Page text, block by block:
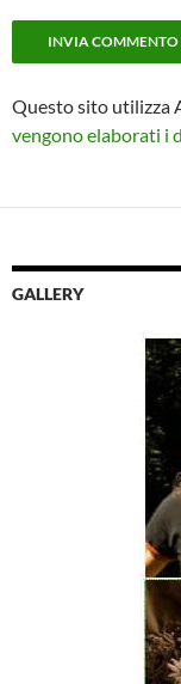
Questo sito utilizza
vengono elaborati i
GALLERY